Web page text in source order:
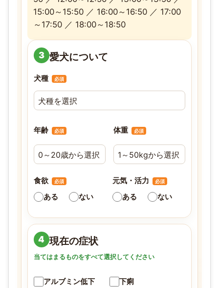
15:00～15:50 ／ 16:00～16:50 ／ 17:00
～17:50 ／ 18:00～18:50
3 愛犬について
犬種 必須
年齢 必須 体重 必須
食欲 必須
ある ない
元気・活力 必須
ある ない
4 現在の症状
当てはまるものをすべて選択してください
アルブミン低下 下痢